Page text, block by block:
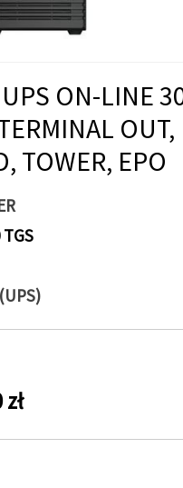
ON-LINE
OUT,
TOWER, EPO